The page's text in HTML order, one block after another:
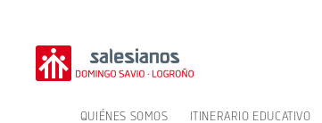
QUIÉNES SOMOS ITINERARIO EDUCATIVO